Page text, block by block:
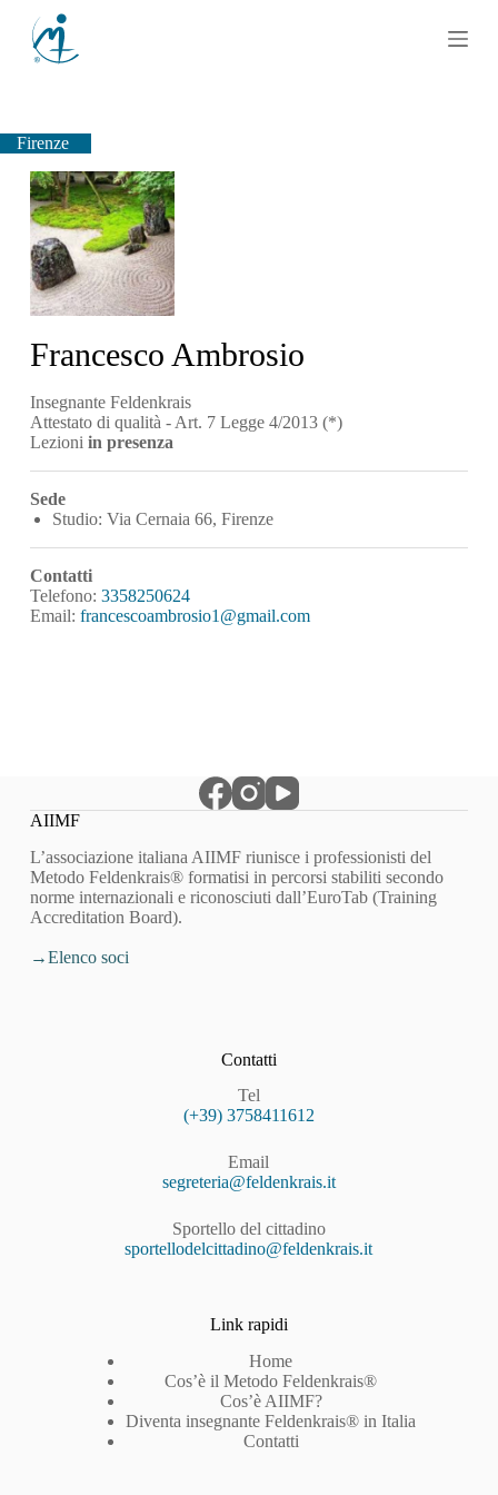
l
o
n
n
u
o
Firenze
Francesco Ambrosio
Insegnante Feldenkrais
Attestato di qualità - Art. 7 Legge 4/2013 (*)
Lezioni in presenza
Sede
Studio: Via Cernaia 66, Firenze
Contatti
Telefono: 3358250624
Email: francescoambrosio1@gmail.com
AIIMF
L’associazione italiana AIIMF riunisce i professionisti del
Metodo Feldenkrais® formatisi in percorsi stabiliti secondo
norme internazionali e riconosciuti dall’EuroTab (Training
Accreditation Board).
Elenco soci
Contatti
Tel
(+39) 3758411612
Email
segreteria@feldenkrais.it
Sportello del cittadino
sportellodelcittadino@feldenkrais.it
Link rapidi
Home
Cos’è il Metodo Feldenkrais®
Cos’è AIIMF?
Diventa insegnante Feldenkrais® in Italia
Contatti